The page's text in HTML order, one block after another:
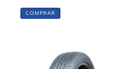
COMPRAR